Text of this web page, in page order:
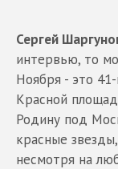
Сергей
интервью, то
Ноября - это
Красной
Родину под
красные
несмотря на